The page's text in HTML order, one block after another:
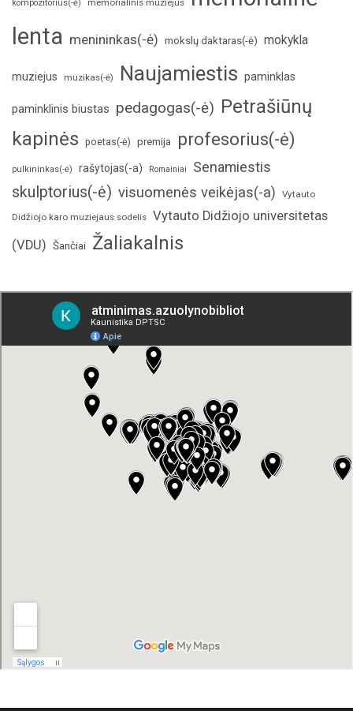
kompozitorius(-ė) memorialinis muziejus
lenta menininkas(-ė) mokslų daktaras(-ė) mokykla
muziejus muzikas(-ė) Naujamiestis paminklas
paminklinis biustas pedagogas(-ė) Petrašiūnų
kapinės poetas(-ė) premija profesorius(-ė)
pulkininkas(-ė) rašytojas(-a) Romainiai Senamiestis
skulptorius(-ė) visuomenės veikėjas(-a) Vytauto
Didžiojo karo muziejaus sodelis Vytauto Didžiojo universitetas
(VDU) Šančiai Žaliakalnis